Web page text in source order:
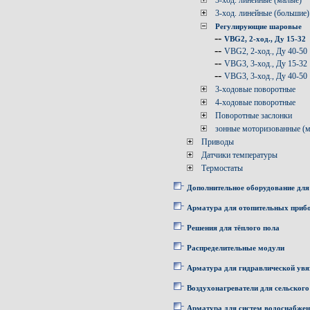
3-ход. линейные (большие)
Регулирующие шаровые
-- VBG2, 2-ход., Ду 15-32
-- VBG2, 2-ход., Ду 40-50
-- VBG3, 3-ход., Ду 15-32
-- VBG3, 3-ход., Ду 40-50
3-ходовые поворотные
4-ходовые поворотные
Поворотные заслонки
зонные моторизованные
Приводы
Датчики температуры
Термостаты
Дополнительное оборудование
Арматура для отопительных
Решения для тёплого пола
Распределительные модули
Арматура для гидравлической
Воздухонагреватели для
Арматура для систем